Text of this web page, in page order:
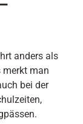
anders als
merkt man
bei der